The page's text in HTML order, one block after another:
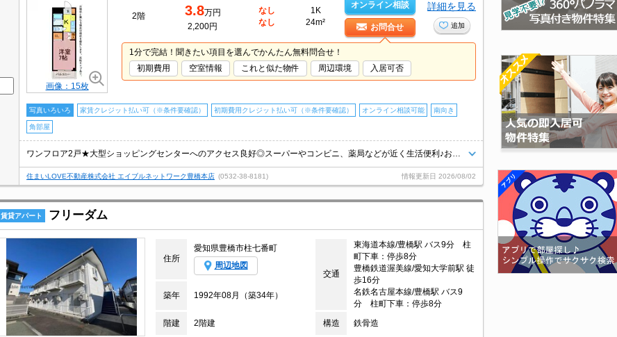
画像：15枚
2階 3.8万円
2,200円
なし
なし
1K
24m²
オンライン相談
お問合せ
詳細を見る
追加
1分で完結！聞きたい項目を選んでかんたん無料問合せ！
初期費用
空室情報 これと似た物件 周辺環境 入居可否
写真いろいろ 家賃クレジット払い可（※条件要確認） 初期費用クレジット払い可（※条件要確認） オンライン相談可能 南向き
角部屋
住まいLOVE不動産株式会社 エイブルネットワーク豊橋本店 (0532-38-8181) 情報更新日 2026/08/02
賃貸アパート フリーダム
住所
愛知県豊橋市柱七番町
周辺地図
交通
東海道本線/豊橋駅 バス9分 柱
町下車：停歩8分
豊橋鉄道渥美線/愛知大学前駅 徒
歩16分
名鉄名古屋本線/豊橋駅 バス9
分 柱町下車：停歩8分
築年 1992年08月（築34年）
階建 2階建 構造 鉄骨造